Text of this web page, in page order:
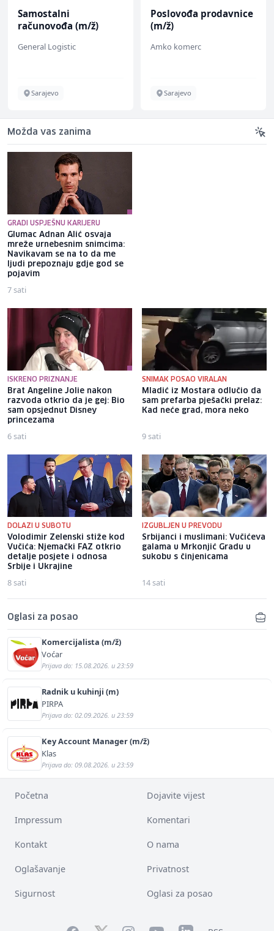
Samostalni
računovođa (m/ž)
General Logistic
Sarajevo
Poslovođa prodavnice
(m/ž)
Amko komerc
Sarajevo
Možda vas zanima
GRADI USPJEŠNU KARIJERU
Glumac Adnan Alić osvaja
mreže urnebesnim snimcima:
Navikavam se na to da me
ljudi prepoznaju gdje god se
pojavim
7 sati
ISKRENO PRIZNANJE
Brat Angeline Jolie nakon
razvoda otkrio da je gej: Bio
sam opsjednut Disney
princezama
6 sati
SNIMAK POSAO VIRALAN
Mladić iz Mostara odlučio da
sam prefarba pješački prelaz:
Kad neće grad, mora neko
9 sati
DOLAZI U SUBOTU
Volodimir Zelenski stiže kod
Vučića: Njemački FAZ otkrio
detalje posjete i odnosa
Srbije i Ukrajine
8 sati
IZGUBLJEN U PREVODU
Srbijanci i muslimani: Vučićeva
galama u Mrkonjić Gradu u
sukobu s činjenicama
14 sati
Oglasi za posao
Komercijalista (m/ž)
Voćar
Prijava do: 15.08.2026. u 23:59
Radnik u kuhinji (m)
PIRPA
Prijava do: 02.09.2026. u 23:59
Key Account Manager (m/ž)
Klas
Prijava do: 09.08.2026. u 23:59
Početna Dojavite vijest
Impressum Komentari
Kontakt O nama
Oglašavanje Privatnost
Sigurnost Oglasi za posao